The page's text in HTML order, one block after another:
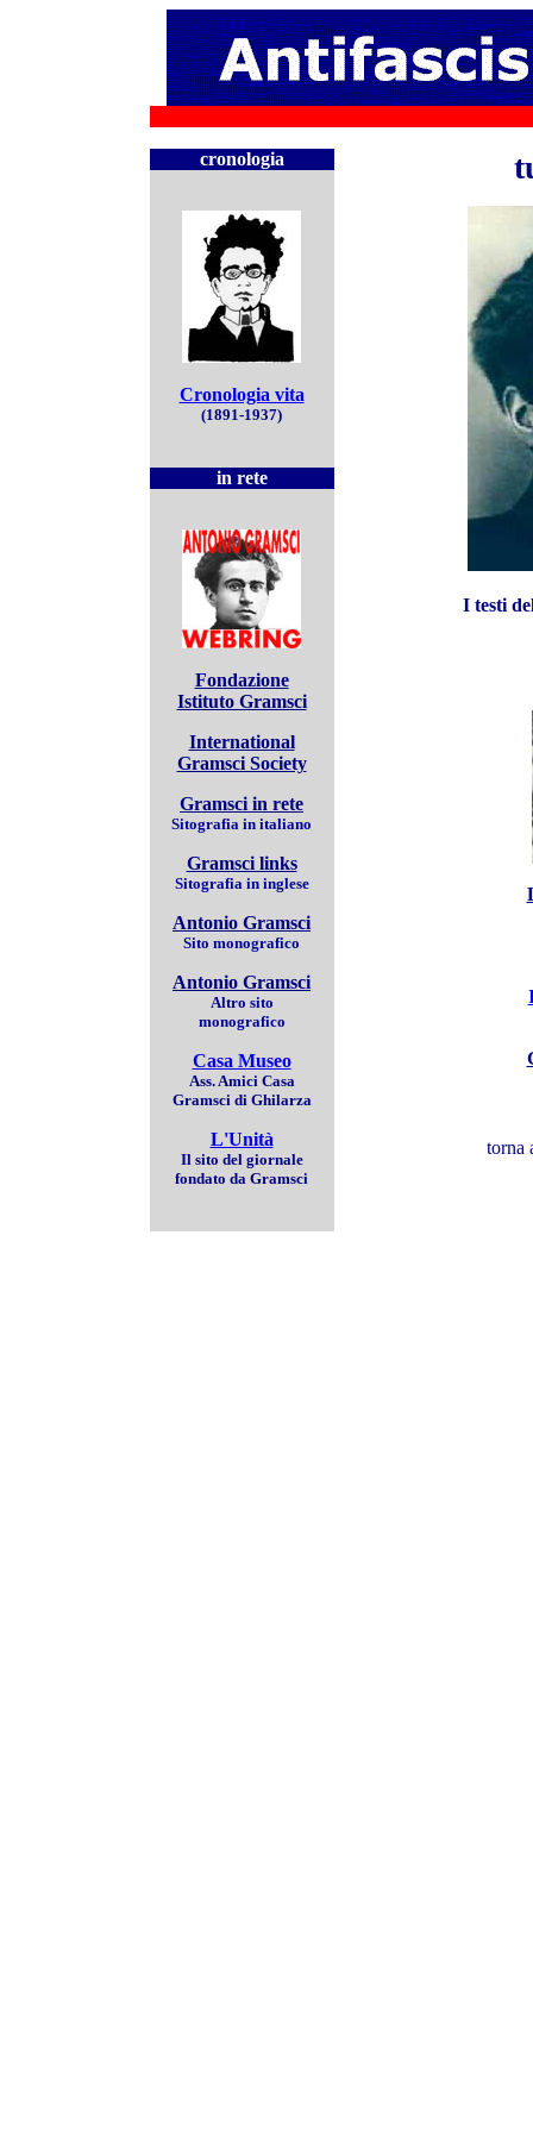
cronologia
Cronologia vita
(1891-1937)
in rete
Fondazione
Istituto Gramsci
International
Gramsci Society
Gramsci in rete
Sitografia in italiano
Gramsci links
Sitografia in inglese
Antonio Gramsci
Sito monografico
Antonio Gramsci
Altro sito
monografico
Casa Museo
Ass. Amici Casa
Gramsci di Ghilarza
L'Unità
Il sito del giornale
fondato da Gramsci
I testi
torna